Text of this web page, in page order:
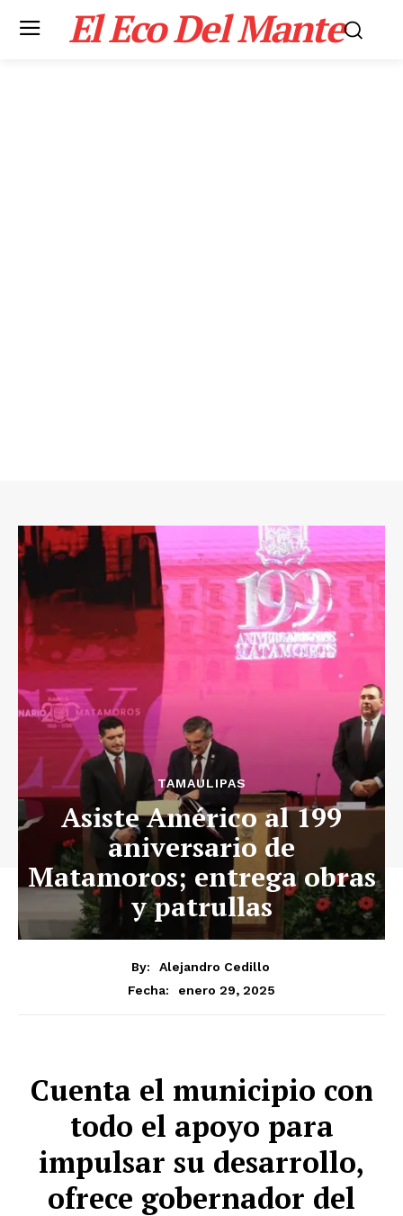
El Eco Del Mante
TAMAULIPAS
Asiste Américo al 199
aniversario de
Matamoros; entrega obras
y patrullas
By:
Alejandro Cedillo
Fecha:
enero 29, 2025
Cuenta el municipio con
todo el apoyo para
impulsar su desarrollo,
ofrece gobernador del